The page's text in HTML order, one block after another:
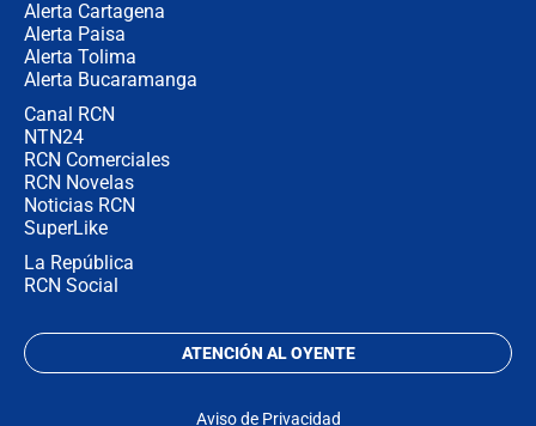
Alerta Cartagena
Alerta Paisa
Alerta Tolima
Alerta Bucaramanga
Canal RCN
NTN24
RCN Comerciales
RCN Novelas
Noticias RCN
SuperLike
La República
RCN Social
ATENCIÓN AL OYENTE
Aviso de Privacidad